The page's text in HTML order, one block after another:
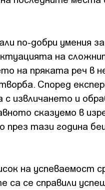
по-добри умения
на
на пряката реч в
Според
с извличането и
сказуемо в
през тази година
на успеваемост
са се справили